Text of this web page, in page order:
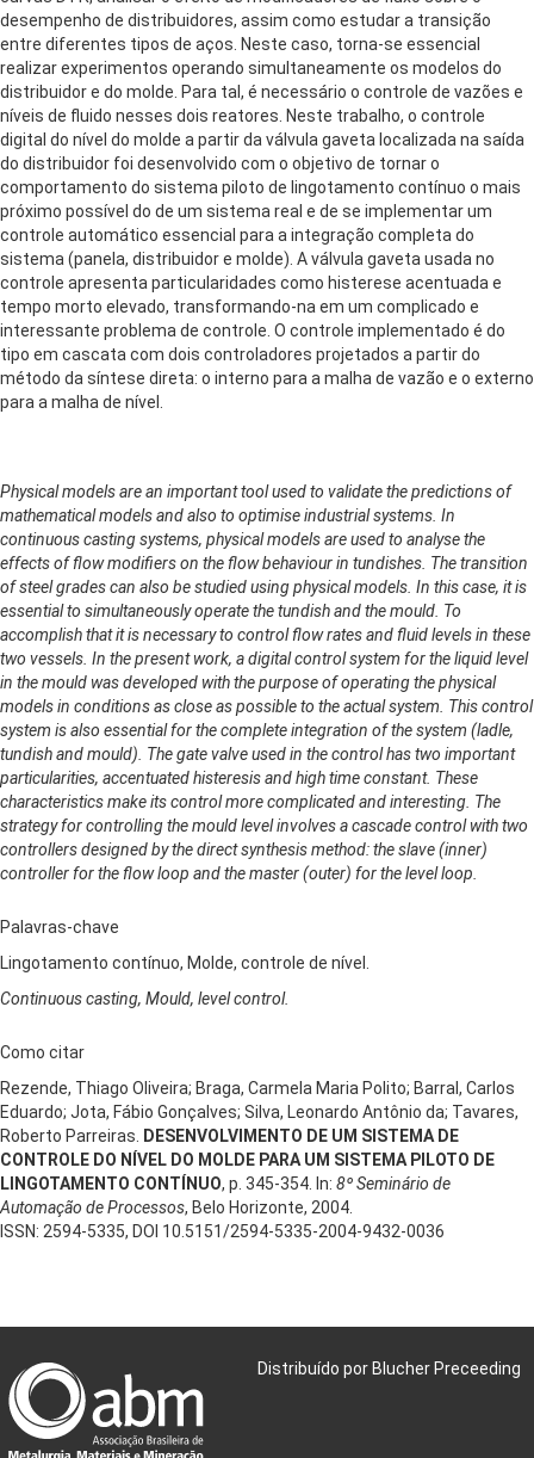
desempenho de distribuidores, assim como estudar a transição
entre diferentes tipos de aços. Neste caso, torna-se essencial
realizar experimentos operando simultaneamente os modelos do
distribuidor e do molde. Para tal, é necessário o controle de vazões e
níveis de fluido nesses dois reatores. Neste trabalho, o controle
digital do nível do molde a partir da válvula gaveta localizada na saída
do distribuidor foi desenvolvido com o objetivo de tornar o
comportamento do sistema piloto de lingotamento contínuo o mais
próximo possível do de um sistema real e de se implementar um
controle automático essencial para a integração completa do
sistema (panela, distribuidor e molde). A válvula gaveta usada no
controle apresenta particularidades como histerese acentuada e
tempo morto elevado, transformando-na em um complicado e
interessante problema de controle. O controle implementado é do
tipo em cascata com dois controladores projetados a partir do
método da síntese direta: o interno para a malha de vazão e o externo
para a malha de nível.
Physical models are an important tool used to validate the predictions of
mathematical models and also to optimise industrial systems. In
continuous casting systems, physical models are used to analyse the
effects of flow modifiers on the flow behaviour in tundishes. The transition
of steel grades can also be studied using physical models. In this case, it is
essential to simultaneously operate the tundish and the mould. To
accomplish that it is necessary to control flow rates and fluid levels in these
two vessels. In the present work, a digital control system for the liquid level
in the mould was developed with the purpose of operating the physical
models in conditions as close as possible to the actual system. This control
system is also essential for the complete integration of the system (ladle,
tundish and mould). The gate valve used in the control has two important
particularities, accentuated histeresis and high time constant. These
characteristics make its control more complicated and interesting. The
strategy for controlling the mould level involves a cascade control with two
controllers designed by the direct synthesis method: the slave (inner)
controller for the flow loop and the master (outer) for the level loop.
Palavras-chave
Lingotamento contínuo, Molde, controle de nível.
Continuous casting, Mould, level control.
Como citar
Rezende, Thiago Oliveira; Braga, Carmela Maria Polito; Barral, Carlos
Eduardo; Jota, Fábio Gonçalves; Silva, Leonardo Antônio da; Tavares,
Roberto Parreiras.
DESENVOLVIMENTO DE UM SISTEMA DE
CONTROLE DO NÍVEL DO MOLDE PARA UM SISTEMA PILOTO DE
LINGOTAMENTO CONTÍNUO, p. 345-354. In: 8º Seminário de
Automação de Processos, Belo Horizonte, 2004.
ISSN: 2594-5335, DOI 10.5151/2594-5335-2004-9432-0036
Distribuído por Blucher Preceeding